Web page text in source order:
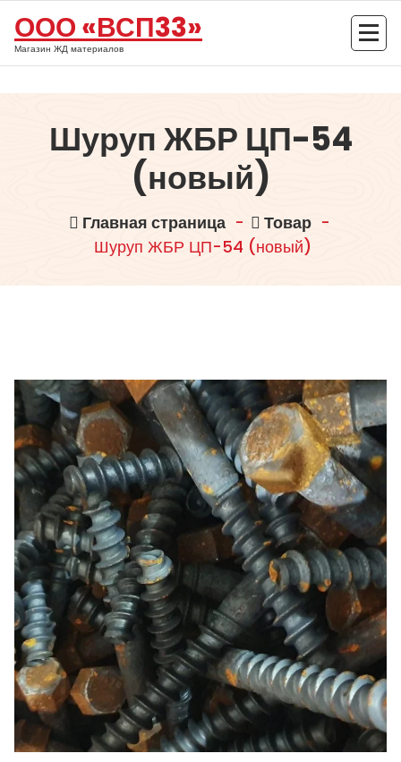
содержимому
ООО «ВСП33»
Магазин ЖД материалов
Шуруп ЖБР ЦП-54
(новый)
Главная страница- Товар-
Шуруп ЖБР ЦП-54 (новый)